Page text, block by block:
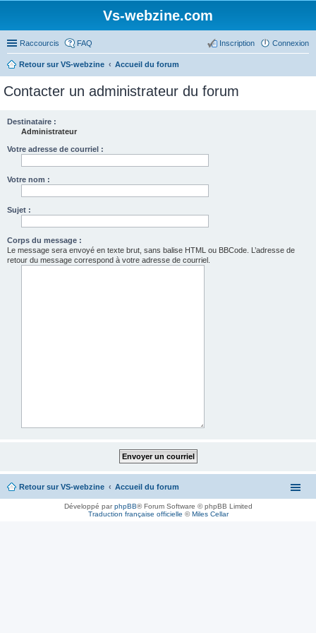
Vs-webzine.com
Raccourcis FAQ Connexion
Inscription
Retour sur VS-webzine Accueil du forum
Contacter un administrateur du forum
Destinataire :
Administrateur
Votre adresse de courriel :
Votre nom :
Sujet :
Corps du message :
Le message sera envoyé en texte brut, sans balise HTML ou BBCode. L’adresse de
retour du message correspond à votre adresse de courriel.
Retour sur VS-webzine Accueil du forum
Développé parphpBB® Forum Software © phpBB Limited
Traduction française officielle ©Miles Cellar